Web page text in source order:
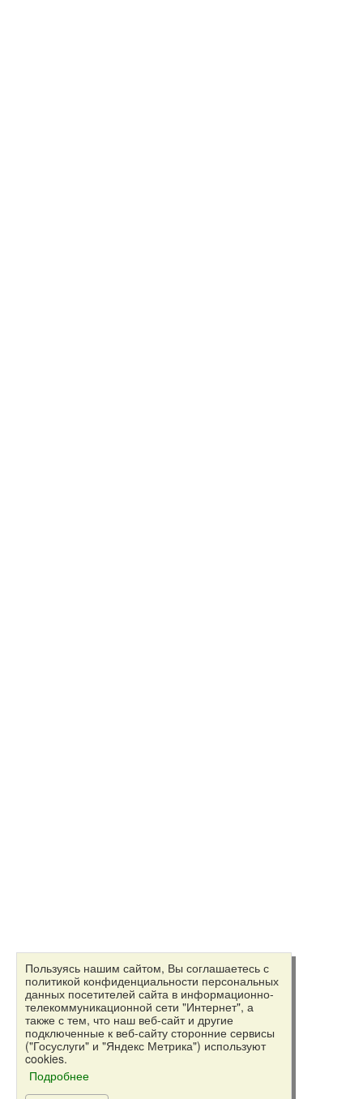
Пользуясь нашим сайтом, Вы соглашаетесь с
политикой конфиденциальности персональных
данных посетителей сайта в информационно-
телекоммуникационной сети "Интернет", а
также с тем, что наш веб-сайт и другие
подключенные к веб-сайту сторонние сервисы
("Госуслуги" и "Яндекс Метрика") используют
cookies.
Подробнее